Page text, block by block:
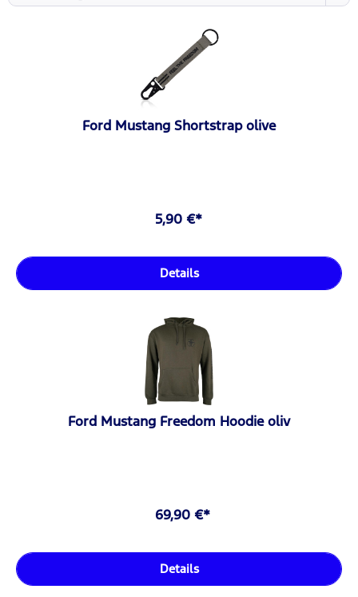
Ford Mustang Shortstrap olive
5,90 €*
Details
Ford Mustang Freedom Hoodie oliv
69,90 €*
Details